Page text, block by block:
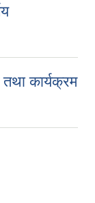
कार्यक्रम